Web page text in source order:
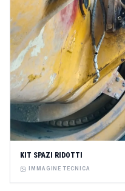
KIT SPAZI RIDOTTI
IMMAGINE TECNICA